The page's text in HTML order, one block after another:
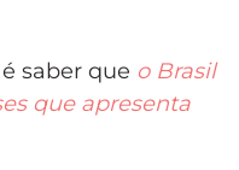
saber que o Brasil
que apresenta